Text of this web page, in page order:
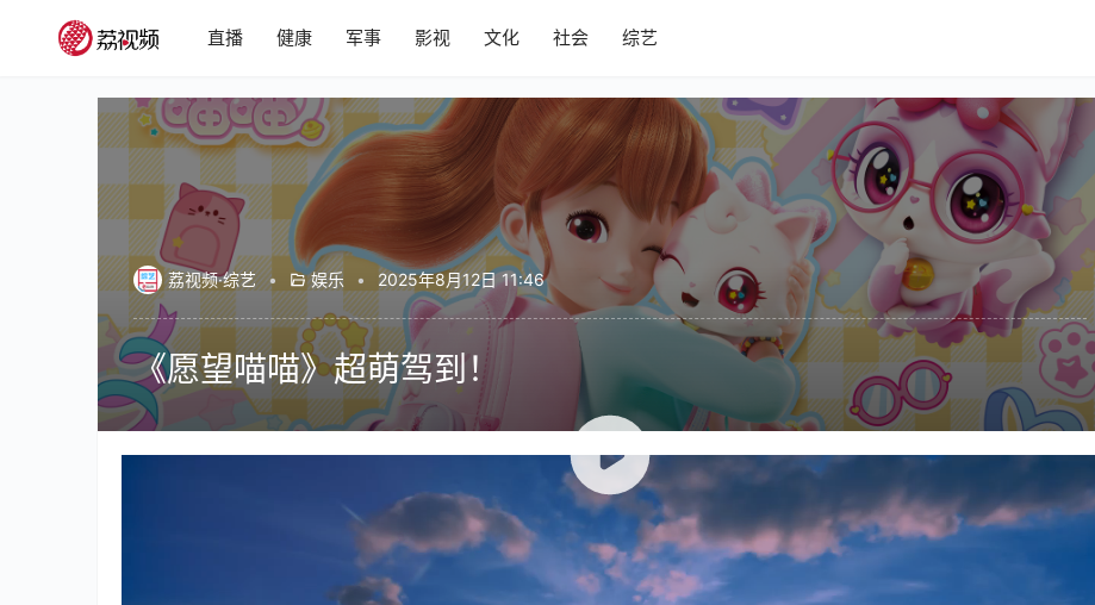
直播 健康 军事 影视 文化 社会 综艺
荔视频·综艺 • 娱乐 • 2025年8月12日 11:46
《愿望喵喵》超萌驾到！
00:00 / 00:56
平凡少女安安，有一天偶然救下了愿望喵喵实习生——许愿猫，意外打开了魔法世界的大门，这场命运般的邂逅给这
个少女带来了什么奇幻冒险呢？8月11日每天中午11:30，嘉佳卡通卫视《愿望喵喵》带你一起体验！